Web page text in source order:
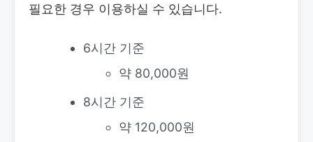
필요한 경우 이용하실 수 있습니다.
6시간 기준
약 80,000원
8시간 기준
약 120,000원